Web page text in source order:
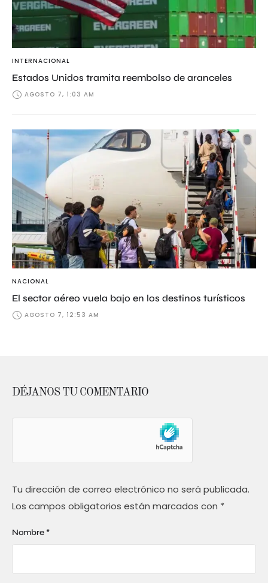
INTERNACIONAL
Estados Unidos tramita reembolso de aranceles
AGOSTO 7, 1:03 AM
NACIONAL
El sector aéreo vuela bajo en los destinos turísticos
AGOSTO 7, 12:53 AM
DÉJANOS TU COMENTARIO
Tu dirección de correo electrónico no será publicada.
Los campos obligatorios están marcados con *
Nombre *